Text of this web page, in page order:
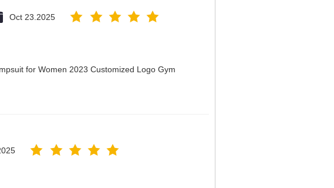
Oct 23.2025
for Women 2023 Customized Logo Gym